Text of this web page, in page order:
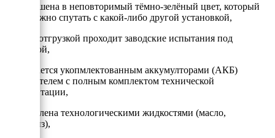
- Выкрашена в неповторимый тёмно-зелёный цвет, который
невозможно спутать с какой-либо другой установкой,
- Перед отгрузкой проходит заводские испытания под
нагрузкой,
- Передается укопмлектованным аккумулторами (АКБ)
и глушителем с полным комплектом технической
документации,
- Заправлена технологическими жидкостями (масло,
антифриз),